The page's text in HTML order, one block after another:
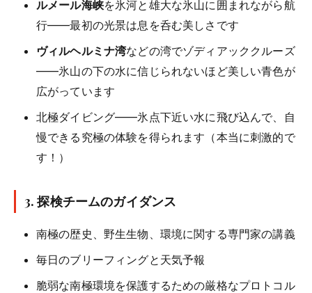
ルメール海峡を氷河と雄大な氷山に囲まれながら航
行——最初の光景は息を呑む美しさです
ヴィルヘルミナ湾などの湾でゾディアッククルーズ
——氷山の下の水に信じられないほど美しい青色が
広がっています
北極ダイビング——氷点下近い水に飛び込んで、自
慢できる究極の体験を得られます（本当に刺激的で
す！）
3.探検チームのガイダンス
南極の歴史、野生生物、環境に関する専門家の講義
毎日のブリーフィングと天気予報
脆弱な南極環境を保護するための厳格なプロトコル